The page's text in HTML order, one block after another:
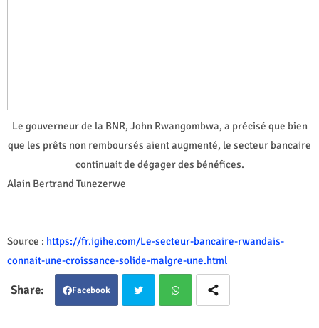
Le gouverneur de la BNR, John Rwangombwa, a précisé que bien
que les prêts non remboursés aient augmenté, le secteur bancaire
continuait de dégager des bénéfices.
Alain Bertrand Tunezerwe
Source : https://fr.igihe.com/Le-secteur-bancaire-rwandais-
connait-une-croissance-solide-malgre-une.html
Facebook